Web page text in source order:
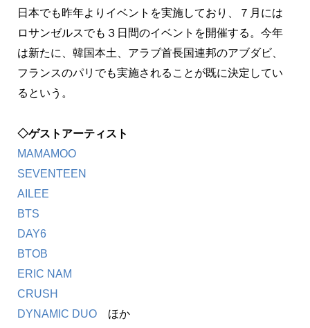
日本でも昨年よりイベントを実施しており、７月には
ロサンゼルスでも３日間のイベントを開催する。今年
は新たに、韓国本土、アラブ首長国連邦のアブダビ、
フランスのパリでも実施されることが既に決定してい
るという。
◇ゲストアーティスト
MAMAMOO
SEVENTEEN
AILEE
BTS
DAY6
BTOB
ERIC NAM
CRUSH
DYNAMIC DUO ほか